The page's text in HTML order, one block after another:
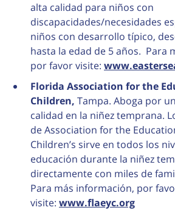
alta calidad para niños con
discapacidades/necesidades
niños con desarrollo típico,
hasta la edad de 5 años. Para
por favor visite:
Florida Association for the
Children, Tampa. Aboga por
calidad en la niñez temprana.
de Association for the
Children’s sirve en todos los
educación durante la niñez
directamente con miles de
Para más información, por
visite: www.flaeyc.org